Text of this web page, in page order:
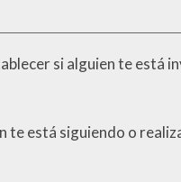
si alguien te está
está siguiendo o